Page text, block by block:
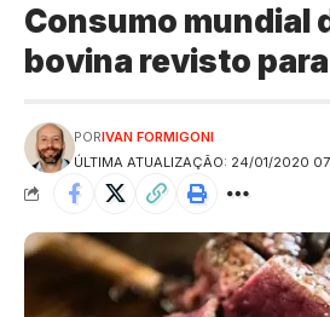
Consumo mundial
bovina revisto
ÚLTIMA ATUALIZAÇÃO: 24/01/2020
PORIVAN FORMIGONI